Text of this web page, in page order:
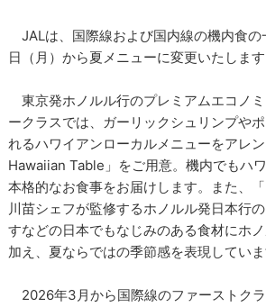
JALは、国際線および国内線の機内食の
日（月）から夏メニューに変更いたします
東京発ホノルル行のプレミアムエコノ
ークラスでは、ガーリックシュリンプや
れるハワイアンローカルメニューをアレ
Hawaiian Table」をご用意。機内でもハ
本格的なお食事をお届けします。また、
川苗シェフが監修するホノルル発日本行
すなどの日本でもなじみのある食材にホ
加え、夏ならではの季節感を表現していま
2026年3月から国際線のファーストク